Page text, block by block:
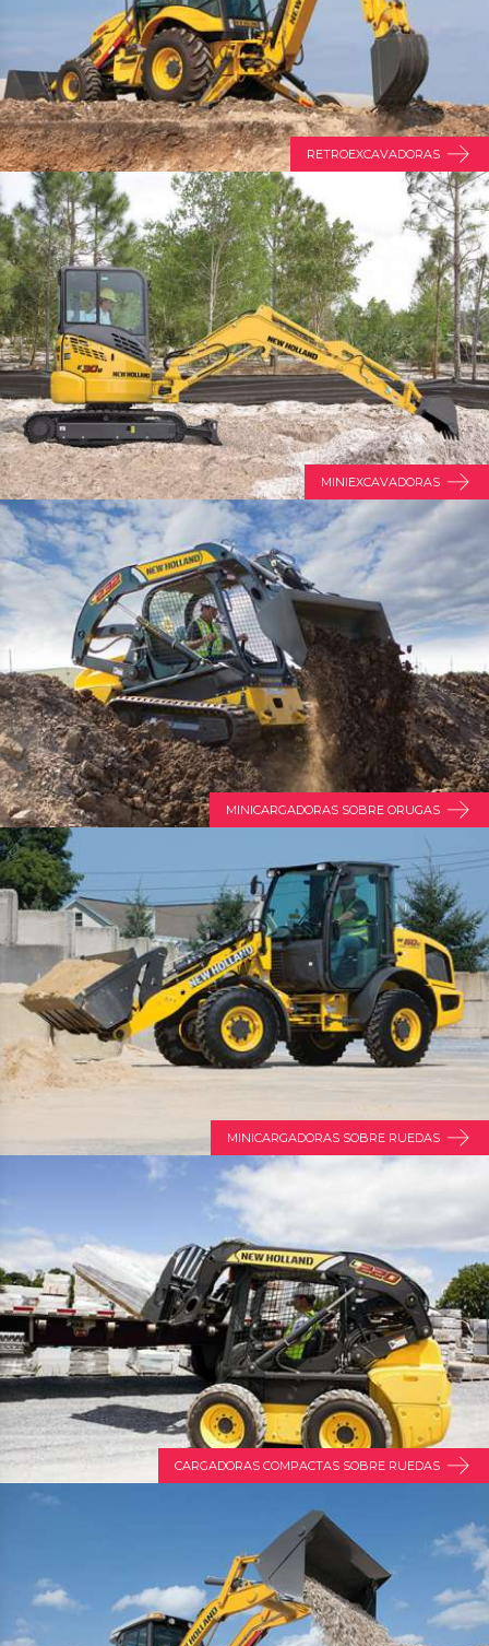
RETROEXCAVADORAS
MINIEXCAVADORAS
MINICARGADORAS SOBRE ORUGAS
MINICARGADORAS SOBRE RUEDAS
CARGADORAS COMPACTAS SOBRE RUEDAS